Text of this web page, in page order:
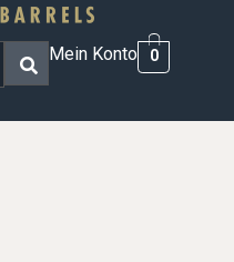
Mein Konto 0